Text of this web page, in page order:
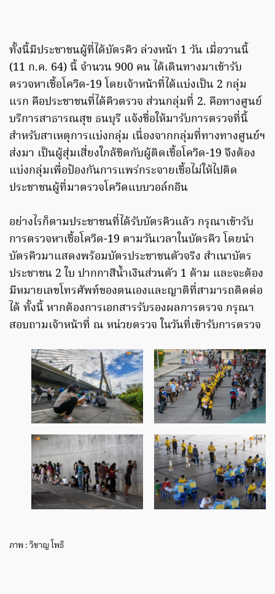
ทั้งนี้มีประชาชนผู้ที่ได้บัตรคิว ล่วงหน้า 1 วัน เมื่อวานนี้
(11 ก.ค. 64) นี้ จำนวน 900 คน ได้เดินทางมาเข้ารับ
ตรวจหาเชื้อโควิด-19 โดยเจ้าหน้าที่ได้แบ่งเป็น 2 กลุ่ม
แรก คือประชาชนที่ได้คิวตรวจ ส่วนกลุ่มที่ 2. คือทางศูนย์
บริการสาธารณสุข ธนบุรี แจ้งชื่อให้มารับการตรวจที่นี้
สำหรับสาเหตุการแบ่งกลุ่ม เนื่องจากกลุ่มที่ทางทางศูนย์ฯ
ส่งมา เป็นผู้สุ่มเสี่ยงใกล้ชิดกับผู้ติดเชื้อโควิด-19 จึงต้อง
แบ่งกลุ่มเพื่อป้องกันการแพร่กระจายเชื้อไม่ให้ไปติด
ประชาชนผู้ที่มาตรวจโควิดแบบวอล์กอิน
อย่างไรก็ตามประชาชนที่ได้รับบัตรคิวแล้ว กรุณาเข้ารับ
การตรวจหาเชื้อโควิด-19 ตามวันเวลาในบัตรคิว โดยนำ
บัตรคิวมาแสดงพร้อมบัตรประชาชนตัวจริง สำเนาบัตร
ประชาชน 2 ใบ ปากกาสีน้ำเงินส่วนตัว 1 ด้าม และจะต้อง
มีหมายเลขโทรศัพท์ของตนเองและญาติที่สามารถติดต่อ
ได้ ทั้งนี้ หากต้องการเอกสารรับรองผลการตรวจ กรุณา
สอบถามเจ้าหน้าที่ ณ หน่วยตรวจ ในวันที่เข้ารับการตรวจ
ภาพ : วิชาญ โพธิ